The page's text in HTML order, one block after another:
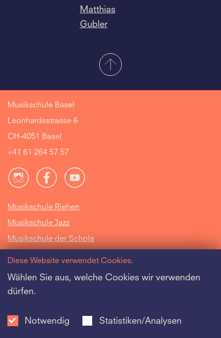
Matthias
Gubler
Musikschule Basel
Leonhardsstrasse 6
CH-4051 Basel
+41 61 264 57 57
Musikschule Riehen
Musikschule Jazz
Musikschule der Schola
Intranet
Offene Stellen
Diese Website verwendet Cookies.
Wählen Sie aus, welche Cookies wir verwenden
dürfen.
Notwendig Statistiken/Analysen